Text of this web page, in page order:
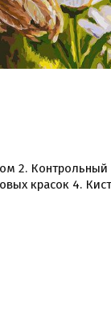
2. Контрольный
красок 4.